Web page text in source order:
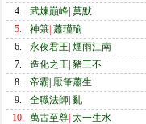
4.
武煉巔峰 莫默
5.
神箓 蕭瑾瑜
6.
永夜君王 煙雨江南
7.
造化之王 豬三不
8.
帝霸 厭筆蕭生
9.
全職法師 亂
10. 萬古至尊 太一生水